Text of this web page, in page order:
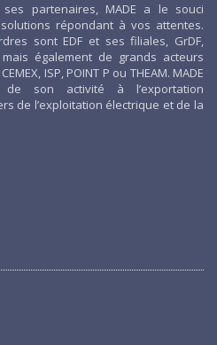
partenaires, MADE a le souci
répondant à vos attentes.
sont EDF et ses filiales, GrDF,
mais également de grands acteurs
ISP, POINT P ou THEAM. MADE
son activité à l’exportation
de l’exploitation électrique et de la